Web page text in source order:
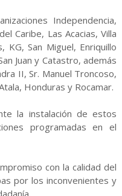
Independencia,
Caribe, Las Acacias, Villa
KG, San Miguel, Enriquillo
Juan y Catastro, además
II, Sr. Manuel Troncoso,
Honduras y Rocamar.
la instalación de estos
programadas en el
con la calidad del
por los inconvenientes y